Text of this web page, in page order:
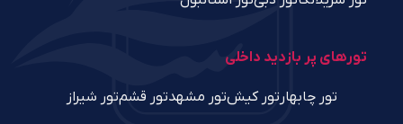
تورهای پر بازدید داخلی
تور چابهار تور کیشتور مشهدتور قشمتور شیراز